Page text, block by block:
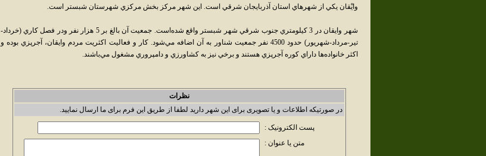
وايْقان يکي از شهرهاي استان آذربايجان شرقي است. اين شهر مرکز بخش مرکزي شهرستان شبستر است.
شهر وايقان در 3 کيلومتري جنوب شرقي شهر شبستر واقع شده‌است. جمعيت آن بالغ بر 5 هزار نفر ودر فصل کاري (خرداد-
تير-مرداد-شهريور) حدود 4500 نفر جمعيت شناور به آن اضافه مي‌شود. کار و فعاليت اکثريت مردم وايقان، آجرپزي بوده و
اکثر خانواده‌ها داراي کوره آجرپزي هستند و برخي نيز به کشاورزي و دامپروري مشغول مي‌باشند.
نظرات
در صورتیکه اطلاعات و یا تصویری برای این شهر دارید لطفا از طریق این فرم برای ما ارسال نمایید.
پست الکترونیک :
متن یا عنوان :